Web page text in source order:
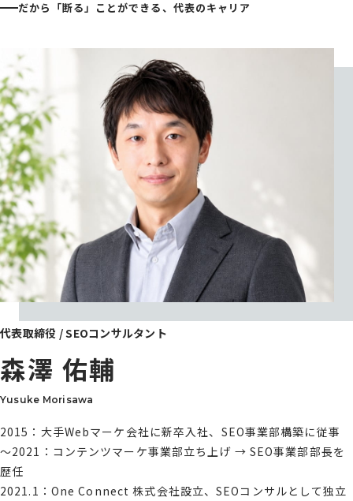
だから「断る」ことができる、代表のキャリア
代表取締役 / SEOコンサルタント
森澤 佑輔
Yusuke Morisawa
2015：大手Webマーケ会社に新卒入社、SEO事業部構築に従事
〜2021：コンテンツマーケ事業部立ち上げ → SEO事業部部長を
歴任
2021.1：One Connect 株式会社設立、SEOコンサルとして独立